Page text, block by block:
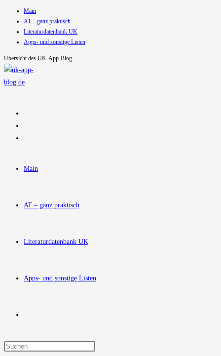
Inhalt
springen
Main
AT – ganz praktisch
Literaturdatenbank UK
Apps- und sonstige Listen
Übersicht des UK-App-Blog
Main
AT – ganz praktisch
Literaturdatenbank UK
Apps- und sonstige Listen
Suche